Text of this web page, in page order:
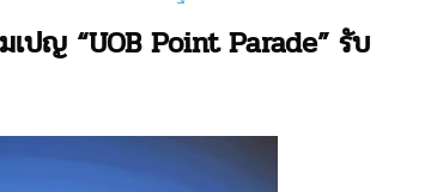
ปญ “UOB Point Parade” รับ